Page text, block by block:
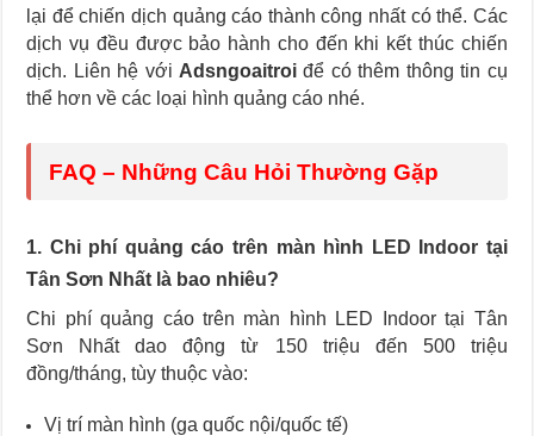
lại để chiến dịch quảng cáo thành công nhất có thể. Các
dịch vụ đều được bảo hành cho đến khi kết thúc chiến
dịch. Liên hệ với Adsngoaitroi để có thêm thông tin cụ
thể hơn về các loại hình quảng cáo nhé.
FAQ – Những Câu Hỏi Thường Gặp
1. Chi phí quảng cáo trên màn hình LED Indoor tại
Tân Sơn Nhất là bao nhiêu?
Chi phí quảng cáo trên màn hình LED Indoor tại Tân
Sơn Nhất dao động từ 150 triệu đến 500 triệu
đồng/tháng, tùy thuộc vào:
Vị trí màn hình (ga quốc nội/quốc tế)